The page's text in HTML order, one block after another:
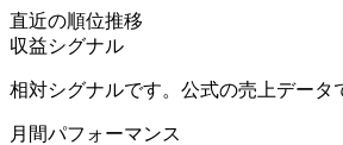
直近の順位推移
収益シグナル
相対シグナルです。公式の売上データ
月間パフォーマンス